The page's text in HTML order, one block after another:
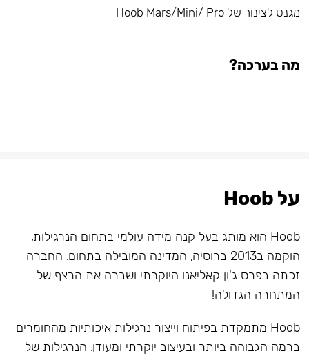
מגנט לצינור של Hoob Mars/Mini/ Pro
מה בערכה?
על Hoob
Hoob הוא מותג בעל קנה מידה עולמי בתחום הנרגילות,
הוקמה ב2013 ברוסיה, המדינה המובילה בתחום. החברה
זכתה בפרס ג'ון קאליאנו היוקרתי ושברה את הרצף של
המתחרה הגדולה!
Hoob מתמקדת בפיתוח וייצור נרגילות איכותיות מהחומרים
ברמה הגבוהה ביותר ובעיצוב יוקרתי ומעודן. הנרגילות של